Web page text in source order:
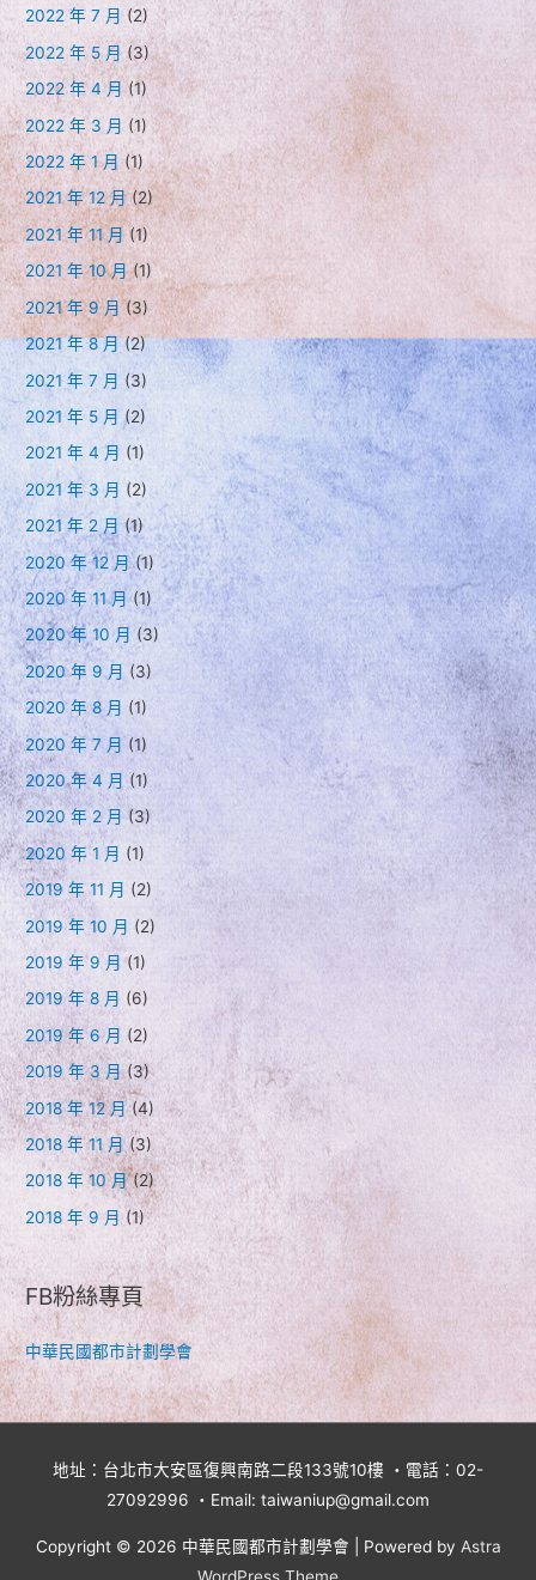
2022 年 7 月 (2)
2022 年 5 月 (3)
2022 年 4 月 (1)
2022 年 3 月 (1)
2022 年 1 月 (1)
2021 年 12 月(2)
2021 年 11 月 (1)
2021 年 10 月(1)
2021 年 9 月(3)
2021 年 8 月(2)
2021 年 7 月 (3)
2021 年 5 月 (2)
2021 年 4 月 (1)
2021 年 3 月 (2)
2021 年 2 月 (1)
2020 年 12 月(1)
2020 年 11 月 (1)
2020 年 10 月 (3)
2020 年 9 月 (3)
2020 年 8 月 (1)
2020 年 7 月(1)
2020 年 4 月 (1)
2020 年 2 月(3)
2020 年 1 月 (1)
2019 年 11 月 (2)
2019 年 10 月 (2)
2019 年 9 月 (1)
2019 年 8 月 (6)
2019 年 6 月 (2)
2019 年 3 月(3)
2018 年 12 月(4)
2018 年 11 月 (3)
2018 年 10 月(2)
2018 年 9 月 (1)
FB粉絲專頁
中華民國都市計劃學會
地址：台北市大安區復興南路二段133號10樓 ・電話：02-
27092996 ・Email: taiwaniup@gmail.com
Copyright © 2026 中華民國都市計劃學會 | Powered by Astra
WordPress Theme